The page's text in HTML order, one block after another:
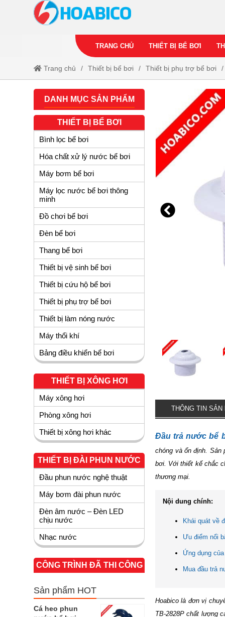
TRANG CHỦ THIẾT BỊ BỂ BƠI
Trang chủ Thiết bị bể bơi Thiết bị phụ trợ bể bơi
THÔNG TIN SẢN
Đầu trả nước bể
chóng và ổn định.
bơi. Với thiết kế chắc
thương mại.
Nội dung chính:
Khái quát về
Ưu điểm nổi
Ứng dụng
Mua đầu trả
Hoabico là đơn vị
TB-2828P chất lượng
DANH MỤC SẢN PHẨM
THIẾT BỊ BỂ BƠI
Bình lọc bể bơi
Hóa chất xử lý nước bể bơi
Máy bơm bể bơi
Máy lọc nước bể bơi thông
minh
Đồ chơi bể bơi
Đèn bể bơi
Thang bể bơi
Thiết bị vệ sinh bể bơi
Thiết bị cứu hộ bể bơi
Thiết bị phụ trợ bể bơi
Thiết bị làm nóng nước
Máy thổi khí
Bảng điều khiển bể bơi
THIẾT BỊ XÔNG HƠI
Máy xông hơi
Phòng xông hơi
Thiết bị xông hơi khác
THIẾT BỊ ĐÀI PHUN NƯỚC
Đầu phun nước nghệ thuật
Máy bơm đài phun nước
Đèn âm nước – Đèn LED
chịu nước
Nhạc nước
CÔNG TRÌNH ĐÃ THI CÔNG
Sản phẩm HOT
Cá heo phun